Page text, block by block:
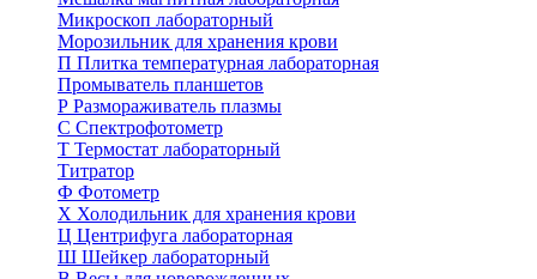
Микроскоп лабораторный
Морозильник для хранения крови
П Плитка температурная лабораторная
Промыватель планшетов
Р Размораживатель плазмы
С Спектрофотометр
Т Термостат лабораторный
Титратор
Ф Фотометр
Х Холодильник для хранения крови
Ц Центрифуга лабораторная
Ш Шейкер лабораторный